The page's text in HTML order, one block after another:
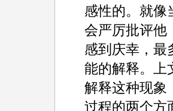
感性的。就像
会严厉批评他
感到庆幸，最
能的解释。上
解释这种现象
过程的两个方